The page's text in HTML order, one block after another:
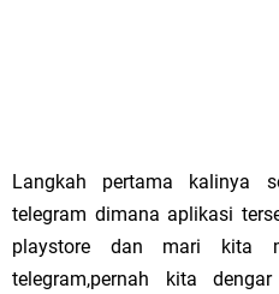
Langkah pertama kalinya
telegram dimana aplikasi
playstore dan mari kita
telegram,pernah kita